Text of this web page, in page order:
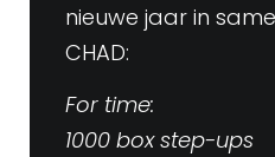
nieuwe jaar in
CHAD:
For time:
1000 box step-ups